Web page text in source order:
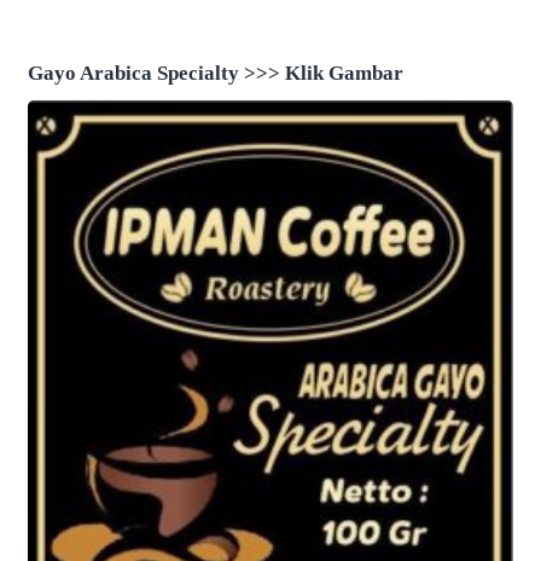
Gayo Arabica Specialty >>> Klik Gambar